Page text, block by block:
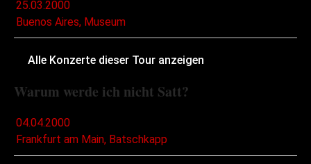
25.03.2000
Buenos Aires, Museum
Alle Konzerte dieser Tour anzeigen
Warum werde ich nicht Satt?
04.04.2000
Frankfurt am Main, Batschkapp